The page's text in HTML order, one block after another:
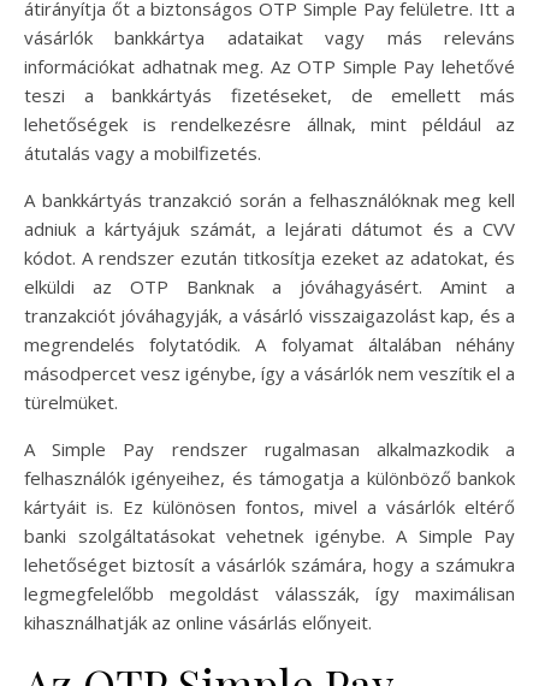
átirányítja őt a biztonságos OTP Simple Pay felületre. Itt a
vásárlók bankkártya adataikat vagy más releváns
információkat adhatnak meg. Az OTP Simple Pay lehetővé
teszi a bankkártyás fizetéseket, de emellett más
lehetőségek is rendelkezésre állnak, mint például az
átutalás vagy a mobilfizetés.
A bankkártyás tranzakció során a felhasználóknak meg kell
adniuk a kártyájuk számát, a lejárati dátumot és a CVV
kódot. A rendszer ezután titkosítja ezeket az adatokat, és
elküldi az OTP Banknak a jóváhagyásért. Amint a
tranzakciót jóváhagyják, a vásárló visszaigazolást kap, és a
megrendelés folytatódik. A folyamat általában néhány
másodpercet vesz igénybe, így a vásárlók nem veszítik el a
türelmüket.
A Simple Pay rendszer rugalmasan alkalmazkodik a
felhasználók igényeihez, és támogatja a különböző bankok
kártyáit is. Ez különösen fontos, mivel a vásárlók eltérő
banki szolgáltatásokat vehetnek igénybe. A Simple Pay
lehetőséget biztosít a vásárlók számára, hogy a számukra
legmegfelelőbb megoldást válasszák, így maximálisan
kihasználhatják az online vásárlás előnyeit.